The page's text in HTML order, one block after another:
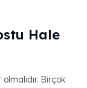
Hale
Birçok